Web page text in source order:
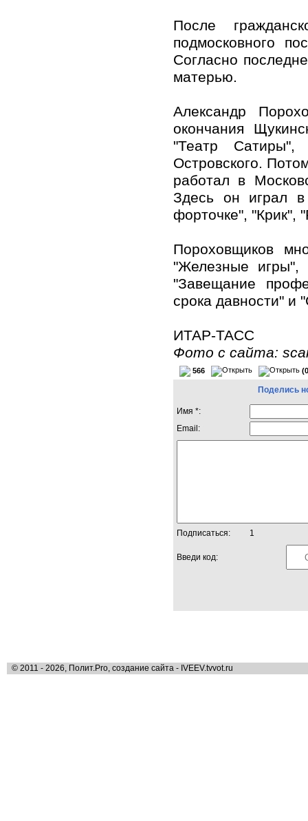
После
подмосковного
Согласно
матерью.
Александр
окончания
"Театр
Островского.
работал в
Здесь он играл в
форточке", "Крик",
Пороховщиков
"Железные игры",
"Завещание
срока давности" и
ИТАР-ТАСС
Фото с сайта:
566
Поделись
Имя *:
Email:
Подписаться: 1
Введи код:
© 2011 - 2026, Полит.Pro, создание сайта - IVEEV.tvvot.ru